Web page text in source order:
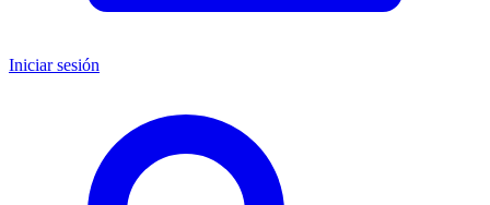
Iniciar sesión